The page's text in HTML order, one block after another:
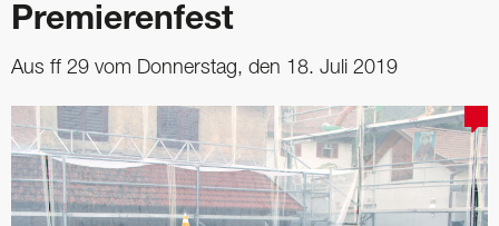
Premierenfest
Aus ff 29 vom Donnerstag, den 18. Juli 2019